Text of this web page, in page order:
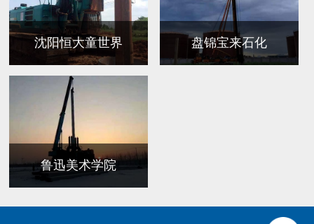
沈阳恒大童世界 盘锦宝来石化
鲁迅美术学院